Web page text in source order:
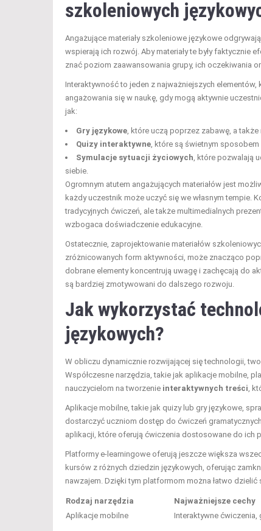
szkoleniowych
Angażujące materiały szkoleniowe językowe
wspierają ich rozwój. Aby materiały te były faktycznie
znać poziom zaawansowania grupy, ich oczekiwania
Interaktywność to jeden z najważniejszych elementów,
angażowania się w naukę, gdy mogą aktywnie
jak:
Gry językowe , które uczą poprzez zabawę, a
Quizy interaktywne , które są świetnym
Symulacje sytuacji życiowych , które pozwalają
siebie.
Ogromnym atutem angażujących materiałów jest
każdy uczestnik może uczyć się we własnym tempie.
tradycyjnych ćwiczeń, ale także multimedialnych
wzbogaca doświadczenie edukacyjne.
Ostatecznie, zaprojektowanie materiałów
zróżnicowanych form aktywności, może znacząco
dobrane elementy koncentrują uwagę i zachęcają do
są bardziej zmotywowani do dalszego rozwoju.
Jak wykorzystać
językowych?
W obliczu dynamicznie rozwijającej się technologii,
Współczesne narzędzia, takie jak aplikacje mobilne,
nauczycielom na tworzenie interaktywnych treści ,
Aplikacje mobilne, takie jak quizy lub gry językowe,
dostarczyć uczniom dostęp do ćwiczeń
aplikacji, które oferują ćwiczenia dostosowane do ich
Platformy e-learningowe oferują jeszcze większa
kursów z różnych dziedzin językowych, oferując
nawzajem. Dzięki tym platformom można łatwo dzielić
Rodzaj narzędzia Najważniejsze cechy
Aplikacje mobilne
Interaktywne ćwiczenia,